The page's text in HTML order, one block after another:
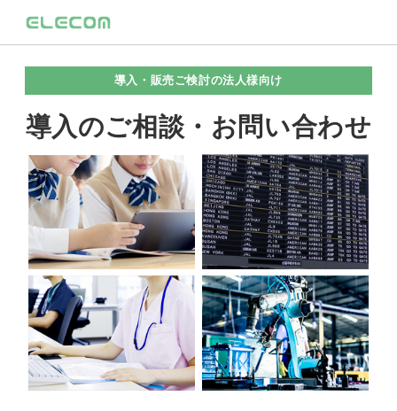
導入・販売ご検討の法人様向け
導入のご相談・お問い合わせ